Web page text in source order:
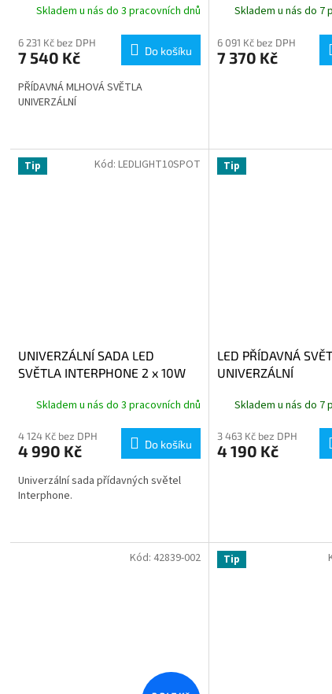
Skladem u nás do 3 pracovních dnů
6 231 Kč bez DPH
7 540 Kč Do košíku
PŘÍDAVNÁ MLHOVÁ SVĚTLA
UNIVERZÁLNÍ
Skladem u nás do 7
6 091 Kč bez DPH
7 370 Kč
Tip
UNIVERZÁLNÍ SADA LED
SVĚTLA INTERPHONE 2 x 10W
Skladem u nás do 3 pracovních dnů
4 124 Kč bez DPH
4 990 Kč Do košíku
Univerzální sada přídavných světel
Interphone.
Kód: LEDLIGHT10SPOT Tip
LED PŘÍDAVNÁ
UNIVERZÁLNÍ
Skladem u nás do 7
3 463 Kč bez DPH
4 190 Kč
Kód: 42839-002 Tip